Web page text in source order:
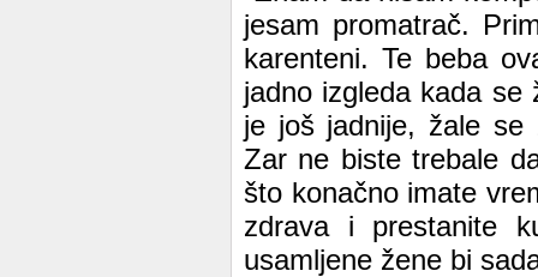
jesam promatrač.
karenteni. Te beba
jadno izgleda kada
je još jadnije, žale se
Zar ne biste trebale
što konačno imate
zdrava i prestanite
usamljene žene bi